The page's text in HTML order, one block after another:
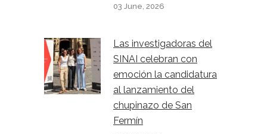
03 June, 2026
Las investigadoras del
SINAI celebran con
emoción la candidatura
al lanzamiento del
chupinazo de San
Fermín